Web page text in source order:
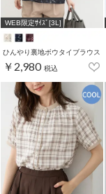
WEB限定ｻｲｽﾞ[3L]
ひんやり裏地ボウタイブラウス
￥2,980 税込